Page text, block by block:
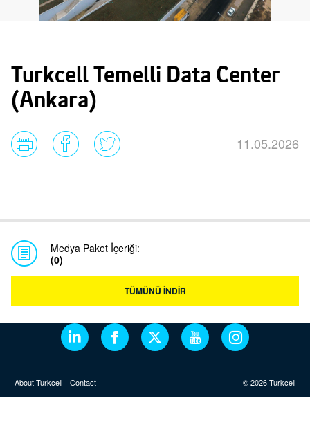
TÜRKÇE
Turkcell Temelli Data Center
(Ankara)
11.05.2026
Medya Paket İçeriği:
(0)
TÜMÜNÜ İNDİR
About Turkcell Contact © 2026 Turkcell